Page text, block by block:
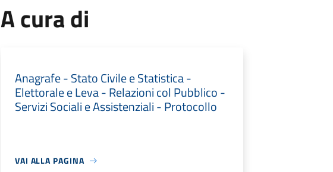
A cura di
Anagrafe - Stato Civile e Statistica -
Elettorale e Leva - Relazioni col Pubblico -
Servizi Sociali e Assistenziali - Protocollo
VAI ALLA PAGINA